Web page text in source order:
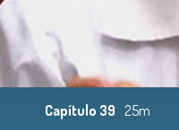
Capítulo 39 25m